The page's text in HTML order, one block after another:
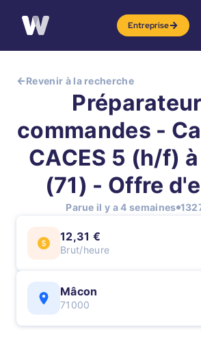
Entreprise
Revenir à la recherche
commandes -
CACES 5 (h/f)
(71) - Offre
Parue il y a 4 semaines
12,31 €
Brut/heure
Mâcon
71000